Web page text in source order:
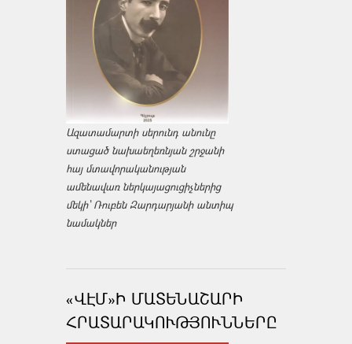
Ազատամարտի սերունդ անունը
ստացած նախաեղեռնյան շրջանի
հայ մտավորականության
ամենավառ ներկայացուցիչներից
մեկի՝ Ռուբեն Զարդարյանի անտիպ
նամակներ
«ՎԷՄ»Ի ՄԱՏԵՆԱՇԱՐԻ
ՀՐԱՏԱՐԱԿՈՒԹՅՈՒՆՆԵՐԸ